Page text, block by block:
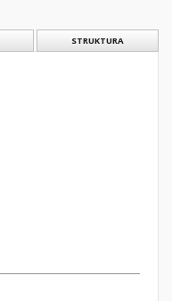
STRUKTURA